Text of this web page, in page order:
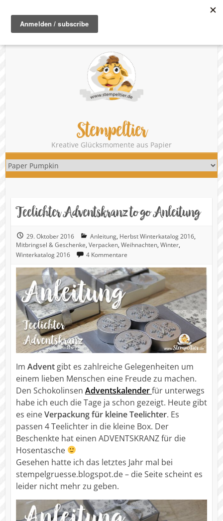
unabhängige Stampin‘ Up!
Stempeltier
Kreative Glücksmomente aus Papier
Teelichter Adventskranz to go Anleitung
29. Oktober 2016 Anleitung, Herbst Winterkatalog 2016,
Mitbringsel & Geschenke, Verpacken, Weihnachten, Winter,
Winterkatalog 2016
4 Kommentare
Im Adventgibt es zahlreiche Gelegenheiten um
einem lieben Menschen eine Freude zu machen.
Den Schokolinsen Adventskalenderfür unterwegs
habe ich euch die Tage ja schon gezeigt. Heute gibt
es eineVerpackung für kleine Teelichter. Es
passen 4 Teelichter in die kleine Box. Der
Beschenkte hat einen ADVENTSKRANZ für die
Hosentasche
Gesehen hatte ich das letztes Jahr mal bei
stempelgruesse.blogspot.de – die Seite scheint es
leider nicht mehr zu geben.